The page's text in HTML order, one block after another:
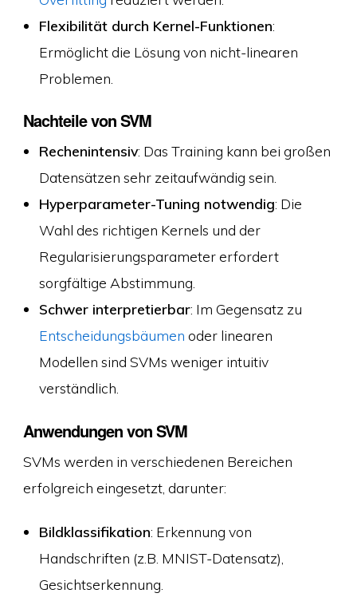
Flexibilität durch Kernel-Funktionen:
Ermöglicht die Lösung von nicht-linearen
Problemen.
Nachteile von SVM
Rechenintensiv: Das Training kann bei großen
Datensätzen sehr zeitaufwändig sein.
Hyperparameter-Tuning notwendig: Die
Wahl des richtigen Kernels und der
Regularisierungsparameter erfordert
sorgfältige Abstimmung.
Schwer interpretierbar: Im Gegensatz zu
Entscheidungsbäumen oder linearen
Modellen sind SVMs weniger intuitiv
verständlich.
Anwendungen von SVM
SVMs werden in verschiedenen Bereichen
erfolgreich eingesetzt, darunter:
Bildklassifikation: Erkennung von
Handschriften (z.B. MNIST-Datensatz),
Gesichtserkennung.